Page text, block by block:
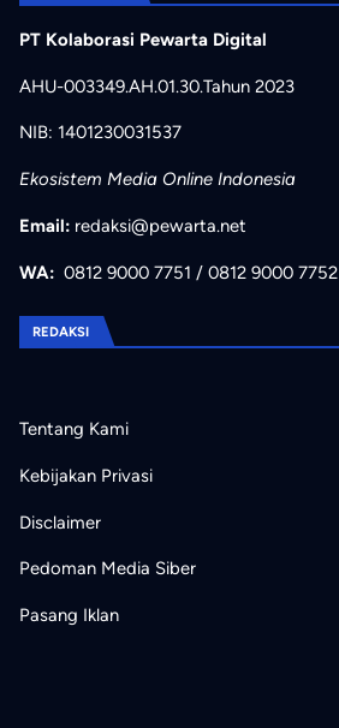
PT Kolaborasi Pewarta Digital
AHU-003349.AH.01.30.Tahun 2023
NIB: 1401230031537
Ekosistem Media Online Indonesia
Email: redaksi@pewarta.net
WA: 0812 9000 7751 / 0812 9000 7752
REDAKSI
Tentang Kami
Kebijakan Privasi
Disclaimer
Pedoman Media Siber
Pasang Iklan